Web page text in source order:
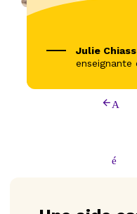
Julie
enseignante